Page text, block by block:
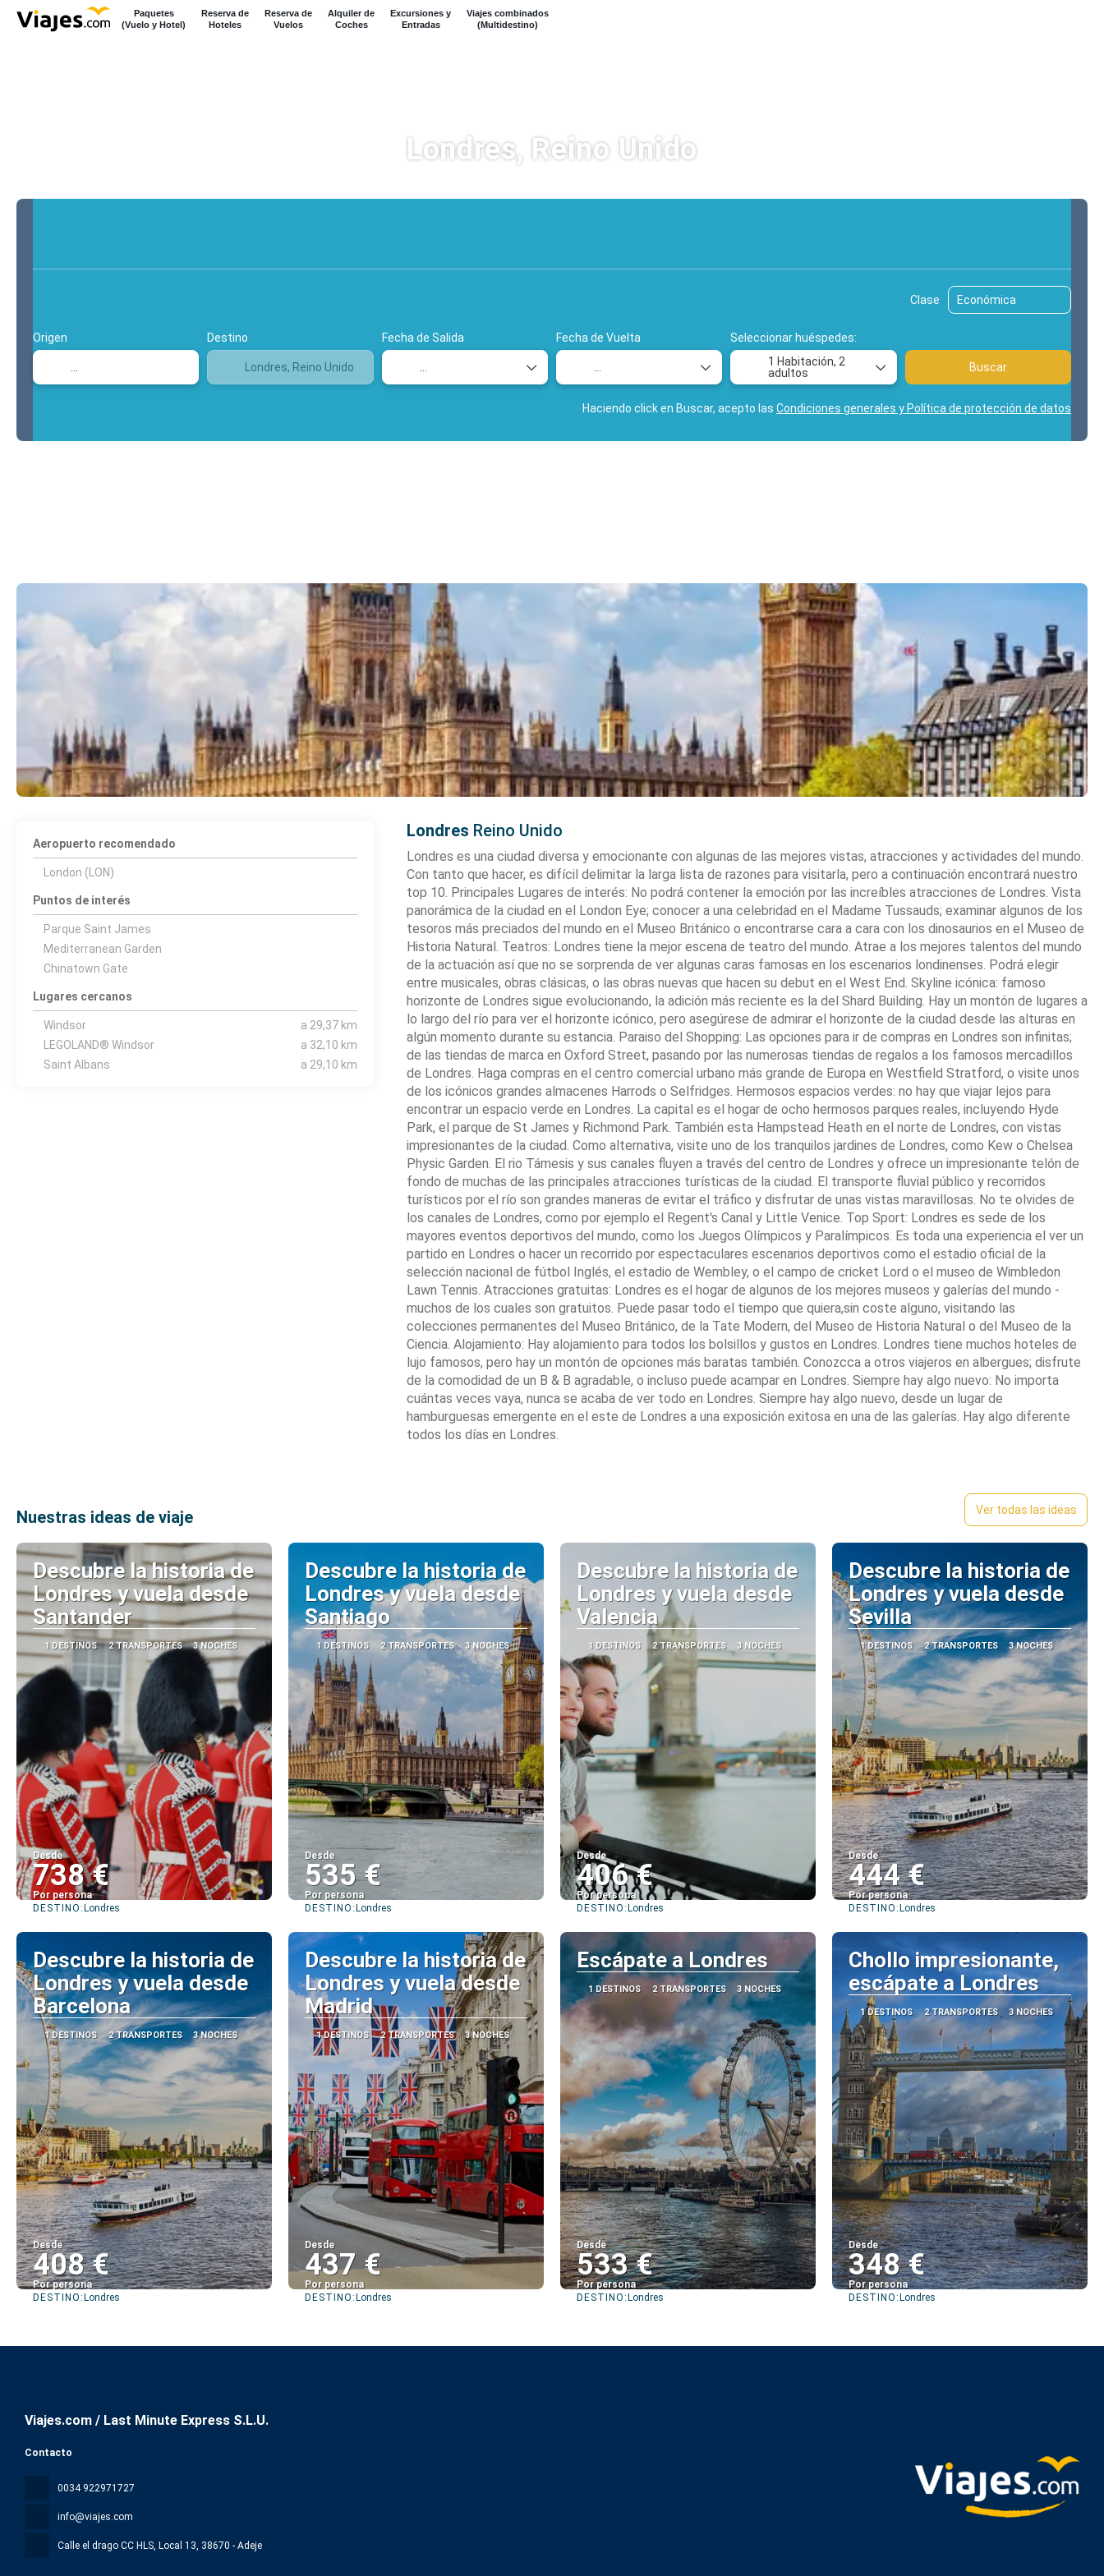
Paquetes
(Vuelo y Hotel)
Reserva de
Hoteles
Reserva de
Vuelos
Alquiler de
Coches
Excursiones y
Entradas
Viajes combinados
(Multidestino)
Londres, Reino Unido
Clase
Origen Destino Fecha de Salida Fecha de Vuelta
Seleccionar huéspedes:
1 Habitación, 2
adultos
Buscar
Haciendo click en Buscar, acepto las Condiciones generales y Política de protección de datos
Londres Reino Unido
Londres es una ciudad diversa y emocionante con algunas de las mejores vistas, atracciones y actividades del mundo.
Con tanto que hacer, es difícil delimitar la larga lista de razones para visitarla, pero a continuación encontrará nuestro
top 10. Principales Lugares de interés: No podrá contener la emoción por las increíbles atracciones de Londres. Vista
panorámica de la ciudad en el London Eye; conocer a una celebridad en el Madame Tussauds; examinar algunos de los
tesoros más preciados del mundo en el Museo Británico o encontrarse cara a cara con los dinosaurios en el Museo de
Historia Natural. Teatros: Londres tiene la mejor escena de teatro del mundo. Atrae a los mejores talentos del mundo
de la actuación así que no se sorprenda de ver algunas caras famosas en los escenarios londinenses. Podrá elegir
entre musicales, obras clásicas, o las obras nuevas que hacen su debut en el West End. Skyline icónica: famoso
horizonte de Londres sigue evolucionando, la adición más reciente es la del Shard Building. Hay un montón de lugares a
lo largo del río para ver el horizonte icónico, pero asegúrese de admirar el horizonte de la ciudad desde las alturas en
algún momento durante su estancia. Paraiso del Shopping: Las opciones para ir de compras en Londres son infinitas;
de las tiendas de marca en Oxford Street, pasando por las numerosas tiendas de regalos a los famosos mercadillos
de Londres. Haga compras en el centro comercial urbano más grande de Europa en Westfield Stratford, o visite unos
de los icónicos grandes almacenes Harrods o Selfridges. Hermosos espacios verdes: no hay que viajar lejos para
encontrar un espacio verde en Londres. La capital es el hogar de ocho hermosos parques reales, incluyendo Hyde
Park, el parque de St James y Richmond Park. También esta Hampstead Heath en el norte de Londres, con vistas
impresionantes de la ciudad. Como alternativa, visite uno de los tranquilos jardines de Londres, como Kew o Chelsea
Physic Garden. El rio Támesis y sus canales fluyen a través del centro de Londres y ofrece un impresionante telón de
fondo de muchas de las principales atracciones turísticas de la ciudad. El transporte fluvial público y recorridos
turísticos por el río son grandes maneras de evitar el tráfico y disfrutar de unas vistas maravillosas. No te olvides de
los canales de Londres, como por ejemplo el Regent's Canal y Little Venice. Top Sport: Londres es sede de los
mayores eventos deportivos del mundo, como los Juegos Olímpicos y Paralímpicos. Es toda una experiencia el ver un
partido en Londres o hacer un recorrido por espectaculares escenarios deportivos como el estadio oficial de la
selección nacional de fútbol Inglés, el estadio de Wembley, o el campo de cricket Lord o el museo de Wimbledon
Lawn Tennis. Atracciones gratuitas: Londres es el hogar de algunos de los mejores museos y galerías del mundo -
muchos de los cuales son gratuitos. Puede pasar todo el tiempo que quiera,sin coste alguno, visitando las
colecciones permanentes del Museo Británico, de la Tate Modern, del Museo de Historia Natural o del Museo de la
Ciencia. Alojamiento: Hay alojamiento para todos los bolsillos y gustos en Londres. Londres tiene muchos hoteles de
lujo famosos, pero hay un montón de opciones más baratas también. Conozcca a otros viajeros en albergues; disfrute
de la comodidad de un B & B agradable, o incluso puede acampar en Londres. Siempre hay algo nuevo: No importa
cuántas veces vaya, nunca se acaba de ver todo en Londres. Siempre hay algo nuevo, desde un lugar de
hamburguesas emergente en el este de Londres a una exposición exitosa en una de las galerías. Hay algo diferente
todos los días en Londres.
Aeropuerto recomendado
London (LON)
Puntos de interés
Parque Saint James
Mediterranean Garden
Chinatown Gate
Lugares cercanos
Windsor
a 29,37 km
LEGOLAND® Windsor
a 32,10 km
Saint Albans
a 29,10 km
Nuestras ideas de viaje Ver todas las ideas
Descubre la historia de
Londres y vuela desde
Santander
1 DESTINOS 2 TRANSPORTES 3 NOCHES
Desde
738 €
Por persona
DESTINO: Londres
Descubre la historia de
Londres y vuela desde
Santiago
1 DESTINOS 2 TRANSPORTES 3 NOCHES
Desde
535 €
Por persona
DESTINO: Londres
Descubre la historia de
Londres y vuela desde
Valencia
1 DESTINOS 2 TRANSPORTES 3 NOCHES
Desde
406 €
Por persona
DESTINO: Londres
Descubre la historia de
Londres y vuela desde
Sevilla
1 DESTINOS 2 TRANSPORTES 3 NOCHES
Desde
444 €
Por persona
DESTINO: Londres
Descubre la historia de
Londres y vuela desde
Barcelona
1 DESTINOS 2 TRANSPORTES 3 NOCHES
Desde
408 €
Por persona
DESTINO: Londres
Descubre la historia de
Londres y vuela desde
Madrid
1 DESTINOS 2 TRANSPORTES 3 NOCHES
Desde
437 €
Por persona
DESTINO: Londres
Escápate a Londres
1 DESTINOS 2 TRANSPORTES 3 NOCHES
Desde
533 €
Por persona
DESTINO: Londres
Chollo impresionante,
escápate a Londres
1 DESTINOS 2 TRANSPORTES 3 NOCHES
Desde
348 €
Por persona
DESTINO: Londres
Viajes.com / Last Minute Express S.L.U.
Contacto
0034 922971727
info@viajes.com
Calle el drago CC HLS, Local 13, 38670 - Adeje